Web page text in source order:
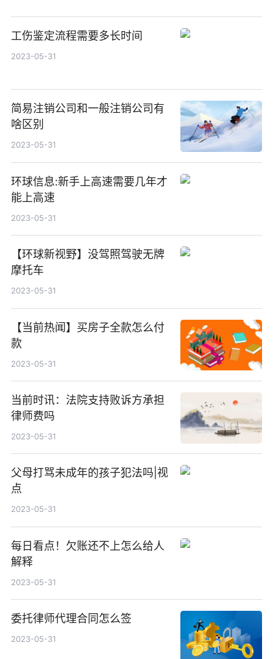
工伤鉴定流程需要多长时间
2023-05-31
简易注销公司和一般注销公司有
啥区别
2023-05-31
环球信息:新手上高速需要几年才
能上高速
2023-05-31
【环球新视野】没驾照驾驶无牌
摩托车
2023-05-31
【当前热闻】买房子全款怎么付
款
2023-05-31
当前时讯：法院支持败诉方承担
律师费吗
2023-05-31
父母打骂未成年的孩子犯法吗|视
点
2023-05-31
每日看点！欠账还不上怎么给人
解释
2023-05-31
委托律师代理合同怎么签
2023-05-31